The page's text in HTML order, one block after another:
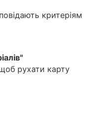
критеріям
рухати карту